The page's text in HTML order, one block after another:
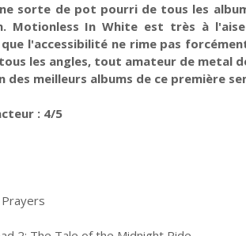
sorte de pot pourri de tous les
Motionless In White est très à
l'accessibilité ne rime pas
les angles, tout amateur de metal
des meilleurs albums de ce première
: 4/5